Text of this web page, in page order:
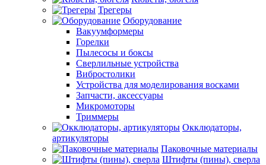
Трегеры
Оборудование
Вакуумформеры
Горелки
Пылесосы и боксы
Сверлильные устройства
Вибростолики
Устройства для моделирования восками
Запчасти, аксессуары
Микромоторы
Триммеры
Окклюдаторы,
артикуляторы
Паковочные материалы
Штифты (пины), сверла